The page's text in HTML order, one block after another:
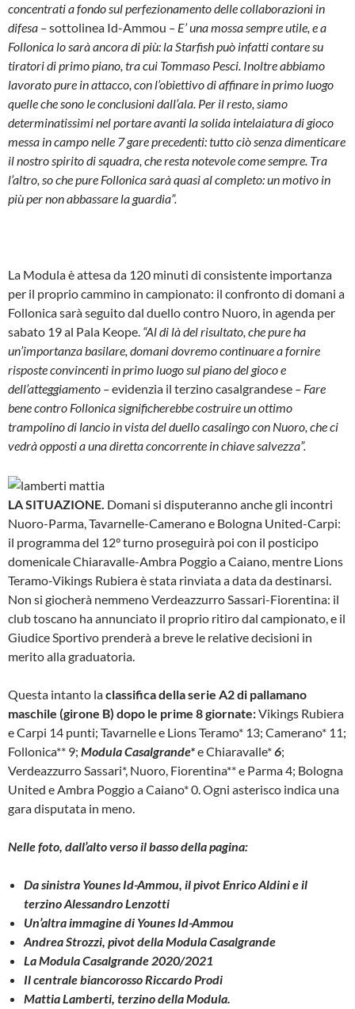
concentrati a fondo sul perfezionamento delle collaborazioni in
difesa –sottolinea Id-Ammou – E’ una mossa sempre utile, e a
Follonica lo sarà ancora di più: la Starfish può infatti contare su
tiratori di primo piano, tra cui Tommaso Pesci. Inoltre abbiamo
lavorato pure in attacco, con l’obiettivo di affinare in primo luogo
quelle che sono le conclusioni dall’ala. Per il resto, siamo
determinatissimi nel portare avanti la solida intelaiatura di gioco
messa in campo nelle 7 gare precedenti: tutto ciò senza dimenticare
il nostro spirito di squadra, che resta notevole come sempre. Tra
l’altro, so che pure Follonica sarà quasi al completo: un motivo in
più per non abbassare la guardia”.
La Modula è attesa da 120 minuti di consistente importanza
per il proprio cammino in campionato: il confronto di domani a
Follonica sarà seguito dal duello contro Nuoro, in agenda per
sabato 19 al Pala Keope. “Al di là del risultato, che pure ha
un’importanza basilare, domani dovremo continuare a fornire
risposte convincenti in primo luogo sul piano del gioco e
dell’atteggiamento –evidenzia il terzino casalgrandese – Fare
bene contro Follonica significherebbe costruire un ottimo
trampolino di lancio in vista del duello casalingo con Nuoro, che ci
vedrà opposti a una diretta concorrente in chiave salvezza”.
LA SITUAZIONE. Domani si disputeranno anche gli incontri
Nuoro-Parma, Tavarnelle-Camerano e Bologna United-Carpi:
il programma del 12° turno proseguirà poi con il posticipo
domenicale Chiaravalle-Ambra Poggio a Caiano, mentre Lions
Teramo-Vikings Rubiera è stata rinviata a data da destinarsi.
Non si giocherà nemmeno Verdeazzurro Sassari-Fiorentina: il
club toscano ha annunciato il proprio ritiro dal campionato, e il
Giudice Sportivo prenderà a breve le relative decisioni in
merito alla graduatoria.
Questa intanto laclassifica della serie A2 di pallamano
maschile (girone B) dopo le prime 8 giornate:Vikings Rubiera
e Carpi 14 punti; Tavarnelle e Lions Teramo* 13; Camerano* 11;
Follonica** 9; Modula Casalgrande*e Chiaravalle*6;
Verdeazzurro Sassari*, Nuoro, Fiorentina** e Parma 4; Bologna
United e Ambra Poggio a Caiano* 0. Ogni asterisco indica una
gara disputata in meno.
Nelle foto, dall’alto verso il basso della pagina:
Da sinistra Younes Id-Ammou, il pivot Enrico Aldini e il
terzino Alessandro Lenzotti
Un’altra immagine di Younes Id-Ammou
Andrea Strozzi, pivot della Modula Casalgrande
La Modula Casalgrande 2020/2021
Il centrale biancorosso Riccardo Prodi
Mattia Lamberti, terzino della Modula.